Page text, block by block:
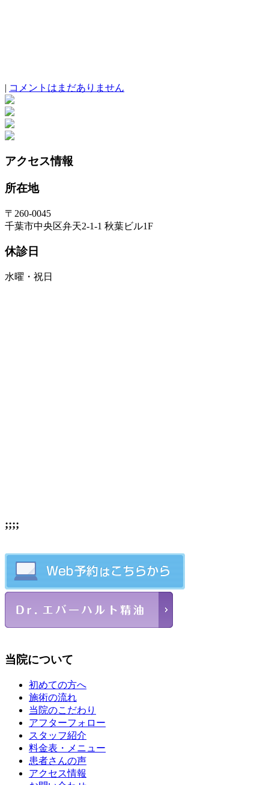
| コメントはまだありません
アクセス情報
所在地
〒260-0045
千葉市中央区弁天2-1-1 秋葉ビル1F
休診日
水曜・祝日
;;;;
当院について
初めての方へ
施術の流れ
当院のこだわり
アフターフォロー
スタッフ紹介
料金表・メニュー
患者さんの声
アクセス情報